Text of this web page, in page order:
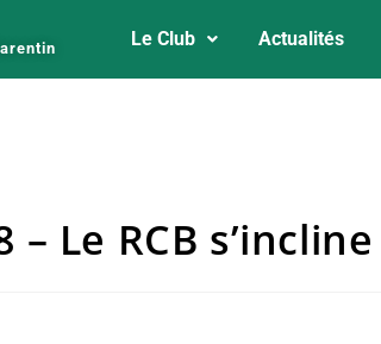
Le Club Actualités
– Le RCB